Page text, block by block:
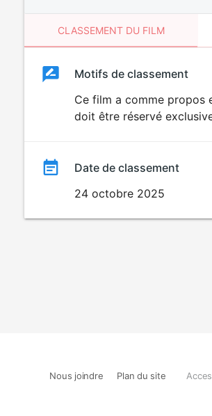
CLASSEMENT DU FILM
ClassementClassement
Motifs de classement
Ce film a comme propos
doit être réservé
Date de classement
24 octobre 2025
Nous joindre Plan du site